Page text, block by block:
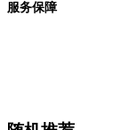
服务保障